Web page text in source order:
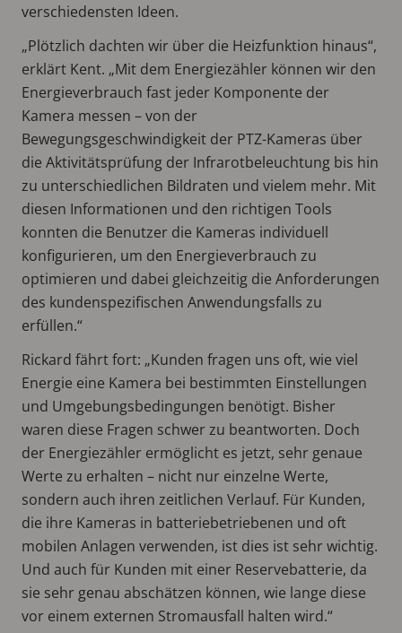
verschiedensten Ideen.
„Plötzlich dachten wir über die Heizfunktion hinaus“,
erklärt Kent. „Mit dem Energiezähler können wir den
Energieverbrauch fast jeder Komponente der
Kamera messen – von der
Bewegungsgeschwindigkeit der PTZ-Kameras über
die Aktivitätsprüfung der Infrarotbeleuchtung bis hin
zu unterschiedlichen Bildraten und vielem mehr. Mit
diesen Informationen und den richtigen Tools
konnten die Benutzer die Kameras individuell
konfigurieren, um den Energieverbrauch zu
optimieren und dabei gleichzeitig die Anforderungen
des kundenspezifischen Anwendungsfalls zu
erfüllen.“
Rickard fährt fort: „Kunden fragen uns oft, wie viel
Energie eine Kamera bei bestimmten Einstellungen
und Umgebungsbedingungen benötigt. Bisher
waren diese Fragen schwer zu beantworten. Doch
der Energiezähler ermöglicht es jetzt, sehr genaue
Werte zu erhalten – nicht nur einzelne Werte,
sondern auch ihren zeitlichen Verlauf. Für Kunden,
die ihre Kameras in batteriebetriebenen und oft
mobilen Anlagen verwenden, ist dies ist sehr wichtig.
Und auch für Kunden mit einer Reservebatterie, da
sie sehr genau abschätzen können, wie lange diese
vor einem externen Stromausfall halten wird.“